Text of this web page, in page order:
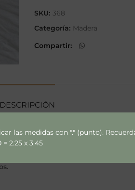
las medidas con "." (punto).
2.25 x 3.45
SKU: 368
Categoría: Madera
Compartir
DESCRIPCIÓN